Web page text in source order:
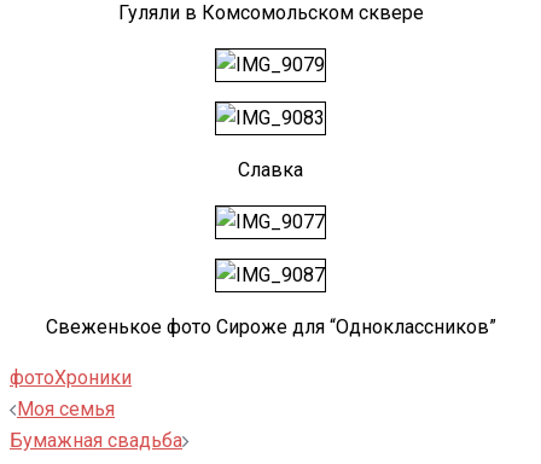
Гуляли в Комсомольском сквере
Славка
Свеженькое фото Сироже для “Одноклассников”
фотоХроники
Навигация
записи
Моя семья
Бумажная свадьба